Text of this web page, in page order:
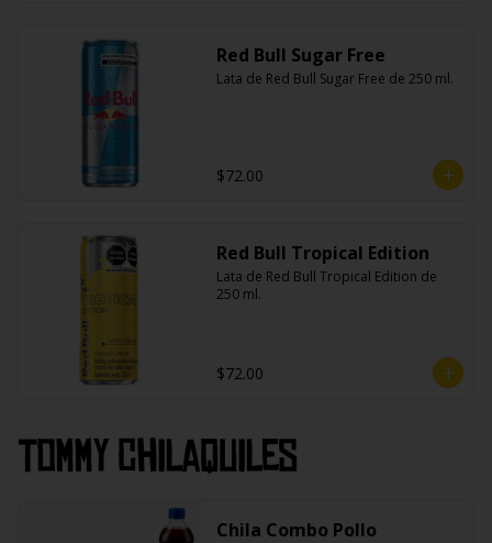
Red Bull Sugar Free
Lata de Red Bull Sugar Free de 250 ml.
$72.00
Red Bull Tropical Edition
Lata de Red Bull Tropical Edition de
250 ml.
$72.00
Tommy Chilaquiles
Chila Combo Pollo